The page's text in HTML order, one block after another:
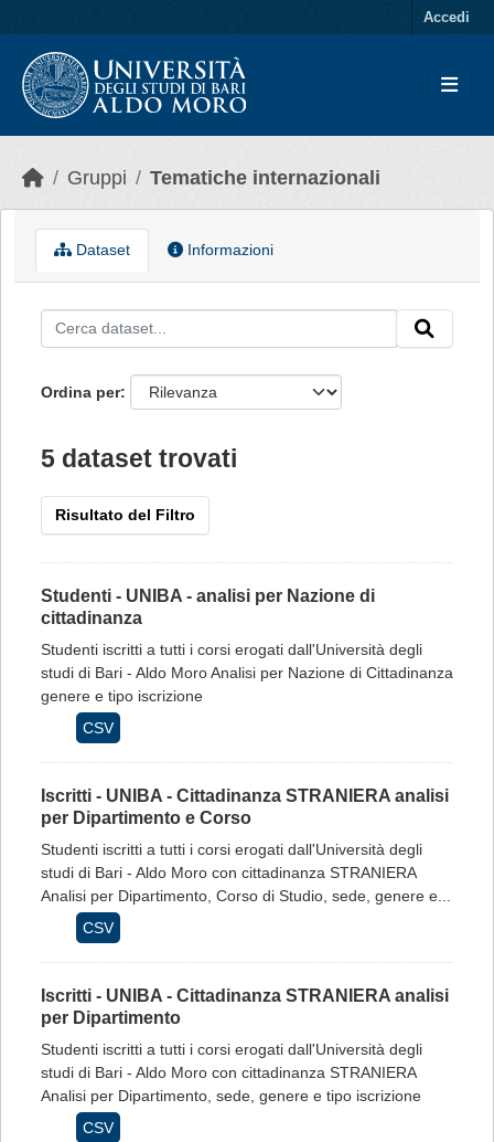
Accedi
Gruppi Tematiche internazionali
Dataset Informazioni
Ordina per
5 dataset trovati
Risultato del Filtro
Studenti - UNIBA - analisi per Nazione di
cittadinanza
Studenti iscritti a tutti i corsi erogati dall'Università degli
studi di Bari - Aldo Moro Analisi per Nazione di Cittadinanza
genere e tipo iscrizione
CSV
Iscritti - UNIBA - Cittadinanza STRANIERA analisi
per Dipartimento e Corso
Studenti iscritti a tutti i corsi erogati dall'Università degli
studi di Bari - Aldo Moro con cittadinanza STRANIERA
Analisi per Dipartimento, Corso di Studio, sede, genere e...
CSV
Iscritti - UNIBA - Cittadinanza STRANIERA analisi
per Dipartimento
Studenti iscritti a tutti i corsi erogati dall'Università degli
studi di Bari - Aldo Moro con cittadinanza STRANIERA
Analisi per Dipartimento, sede, genere e tipo iscrizione
CSV